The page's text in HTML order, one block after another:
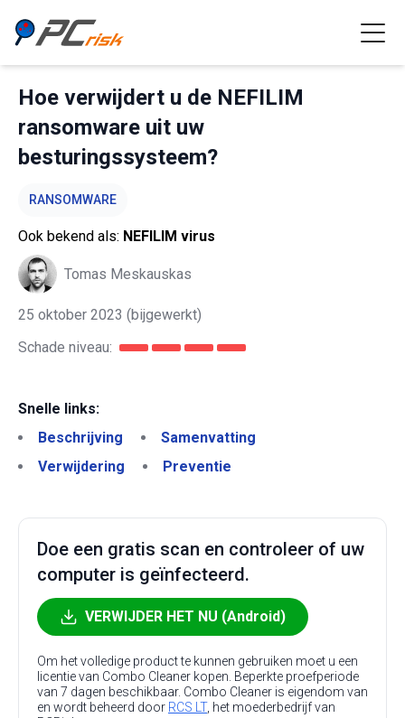
Hoe verwijdert u de NEFILIM
ransomware uit uw
besturingssysteem?
RANSOMWARE
Ook bekend als: NEFILIM virus
Tomas Meskauskas
25 oktober 2023 (bijgewerkt)
Schade niveau:
Snelle links:
Beschrijving
Samenvatting
Verwijdering
Preventie
Doe een gratis scan en controleer of uw
computer is geïnfecteerd.
VERWIJDER HET NU (Android)
Om het volledige product te kunnen gebruiken moet u een
licentie van Combo Cleaner kopen. Beperkte proefperiode
van 7 dagen beschikbaar. Combo Cleaner is eigendom van
en wordt beheerd door RCS LT, het moederbedrijf van